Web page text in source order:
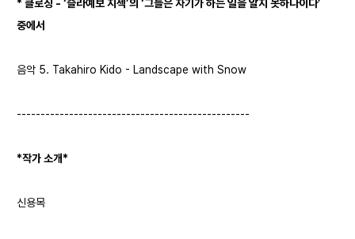
* 클로징 - ‘슬라예보 지젝’의 ‘그들은 자기가 하는 일을 알지 못하나이다’
중에서
음악 5. Takahiro Kido - Landscape with Snow
-------------------------------------------------
*작가 소개*
신용목